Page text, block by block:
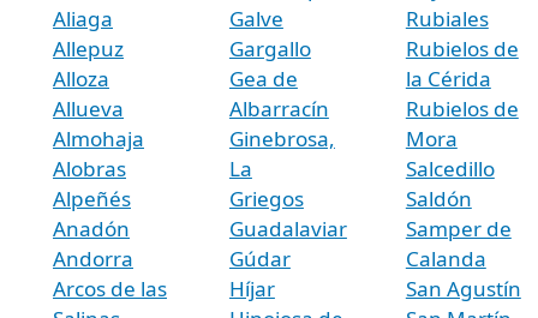
Aliaga
Allepuz
Alloza
Allueva
Almohaja
Alobras
Alpeñés
Anadón
Andorra
Arcos de las
Galve
Gargallo
Gea de
Albarracín
Ginebrosa,
La
Griegos
Guadalaviar
Gúdar
Híjar
Rubiales
Rubielos de
la Cérida
Rubielos de
Mora
Salcedillo
Saldón
Samper de
Calanda
San Agustín